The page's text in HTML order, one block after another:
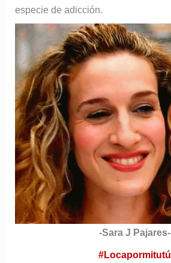
especie de adicción.
-Sara J Pajares-
#Locapormitutú